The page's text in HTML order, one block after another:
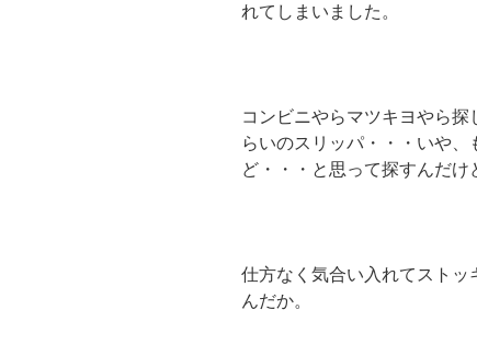
れてしまいました。
コンビニやらマツキヨやら
らいのスリッパ・・・いや
ど・・・と思って探すんだけ
仕方なく気合い入れてストッ
んだか。